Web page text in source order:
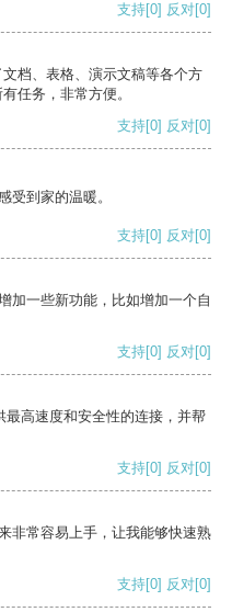
支持[0] 反对[0]
档、表格、演示文稿等各个方
任务，非常方便。
支持[0] 反对[0]
受到家的温暖。
支持[0] 反对[0]
加一些新功能，比如增加一个自
支持[0] 反对[0]
高速度和安全性的连接，并帮
支持[0] 反对[0]
非常容易上手，让我能够快速熟
支持[0] 反对[0]